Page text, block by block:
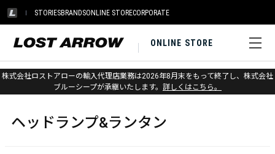
STORIESBRANDSONLINE STORECORPORATE
ONLINE STORE
株式会社ロストアローの輸入代理店業務は2026年8月末をもって終了し、株式会社
ブルーシープが承継いたします。 詳しくはこちら。
ホーム > ヘッドランプ&ランタン
ヘッドランプ&ランタン